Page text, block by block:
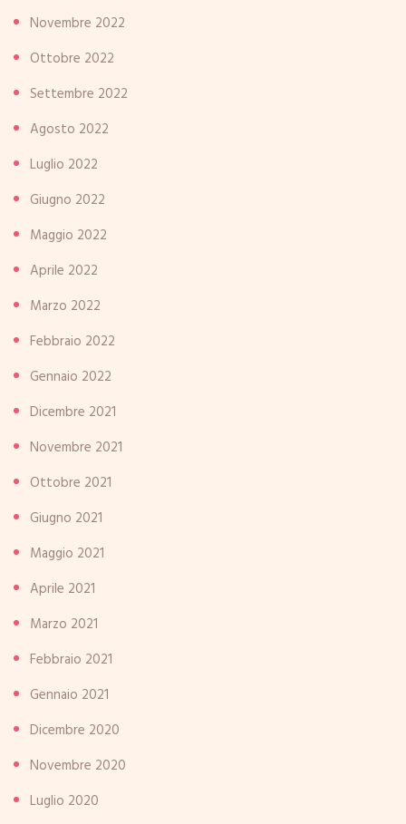
Novembre 2022
Ottobre 2022
Settembre 2022
Agosto 2022
Luglio 2022
Giugno 2022
Maggio 2022
Aprile 2022
Marzo 2022
Febbraio 2022
Gennaio 2022
Dicembre 2021
Novembre 2021
Ottobre 2021
Giugno 2021
Maggio 2021
Aprile 2021
Marzo 2021
Febbraio 2021
Gennaio 2021
Dicembre 2020
Novembre 2020
Luglio 2020